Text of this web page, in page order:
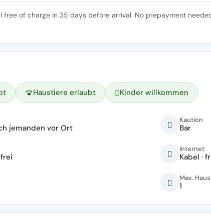
free of charge in 35 days before arrival. No prepayment
Haustiere erlaubt Kinder willkommen
jemanden vor Ort
Kaution
Bar
Internet
Kabel ·
Max.
1